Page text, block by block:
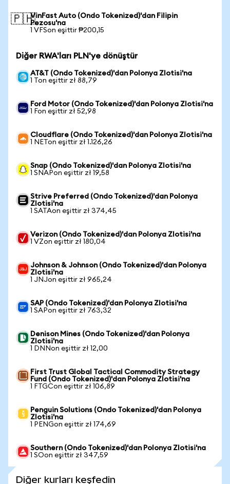
🇵🇭VinFast Auto (Ondo Tokenized)'dan Filipin
Pezosu'na
1 VFSon eşittir ₱200,15
Diğer RWA'ları PLN'ye dönüştür
AT&T (Ondo Tokenized)'dan Polonya Zlotisi'na
1 Ton eşittir zł 88,79
Ford Motor (Ondo Tokenized)'dan Polonya Zlotisi'na
1 Fon eşittir zł 52,98
Cloudflare (Ondo Tokenized)'dan Polonya Zlotisi'na
1 NETon eşittir zł 1.126,26
Snap (Ondo Tokenized)'dan Polonya Zlotisi'na
1 SNAPon eşittir zł 19,58
Strive Preferred (Ondo Tokenized)'dan Polonya
Zlotisi'na
1 SATAon eşittir zł 374,45
Verizon (Ondo Tokenized)'dan Polonya Zlotisi'na
1 VZon eşittir zł 180,04
Johnson & Johnson (Ondo Tokenized)'dan Polonya
Zlotisi'na
1 JNJon eşittir zł 965,24
SAP (Ondo Tokenized)'dan Polonya Zlotisi'na
1 SAPon eşittir zł 763,32
Denison Mines (Ondo Tokenized)'dan Polonya
Zlotisi'na
1 DNNon eşittir zł 12,00
First Trust Global Tactical Commodity Strategy
Fund (Ondo Tokenized)'dan Polonya Zlotisi'na
1 FTGCon eşittir zł 106,89
Penguin Solutions (Ondo Tokenized)'dan Polonya
Zlotisi'na
1 PENGon eşittir zł 174,69
Southern (Ondo Tokenized)'dan Polonya Zlotisi'na
1 SOon eşittir zł 347,59
Diğer kurları keşfedin